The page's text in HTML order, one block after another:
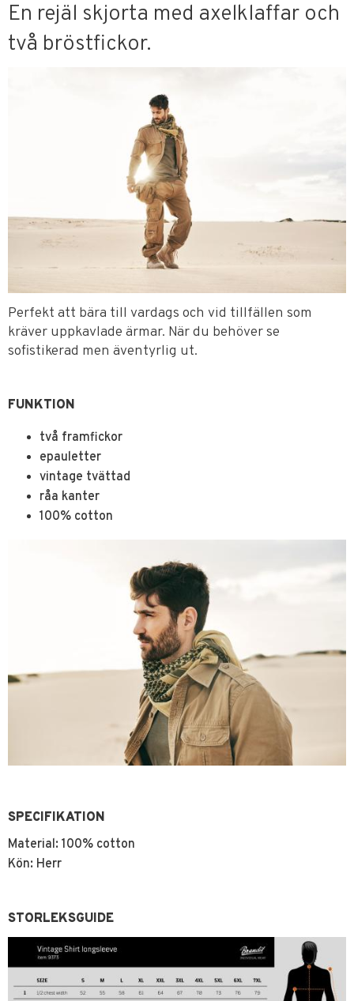
En rejäl skjorta med axelklaffar och
två bröstfickor.
Perfekt att bära till vardags och vid tillfällen som
kräver uppkavlade ärmar. När du behöver se
sofistikerad men äventyrlig ut.
FUNKTION
två framfickor
epauletter
vintage tvättad
råa kanter
100% cotton
SPECIFIKATION
Material: 100% cotton
Kön: Herr
STORLEKSGUIDE